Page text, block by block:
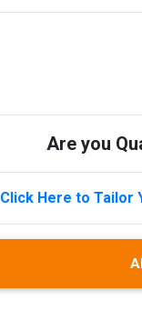
Are you
Click Here to Tailor